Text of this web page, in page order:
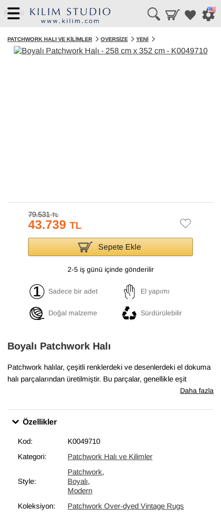
Menü
PATCHWORK HALI VE KILIMLER OVERSIZE YENI
79.531TL
43.739 TL
Sepete Ekle
2-5 iş günü içinde gönderilir
Sadece bir adet El yapımı
Doğal malzeme Sürdürülebilir
Boyalı Patchwork Halı
Patchwork halılar, çeşitli renklerdeki ve desenlerdeki el dokuma
halı parçalarından üretilmiştir. Bu parçalar, genellikle eşit
boyutlarda ve düzenli şekillerde kesilir ve sonra yan yana ve üst
patchwork halılar, evlerde ve ofislerde sıcak bir hava
yaratmakta, aynı zamanda odaların dekorasyonunda etkileyici
Daha fazla
Özellikler
Kod:
K0049710
Kategori:
Patchwork Halı ve Kilimler
Style:
Patchwork,
Boyalı,
Modern
Koleksiyon:
Patchwork Over-dyed Vintage Rugs